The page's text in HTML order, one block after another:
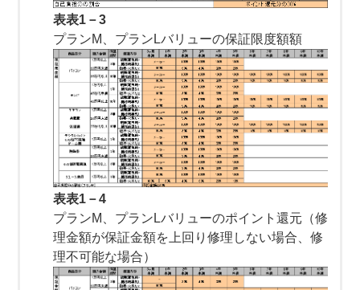
表表1－3
プランM、プランLバリューの保証限度額額
表表1－4
プランM、プランLバリューのポイント還元（修
理金額が保証金額を上回り修理しない場合、修
理不可能な場合）